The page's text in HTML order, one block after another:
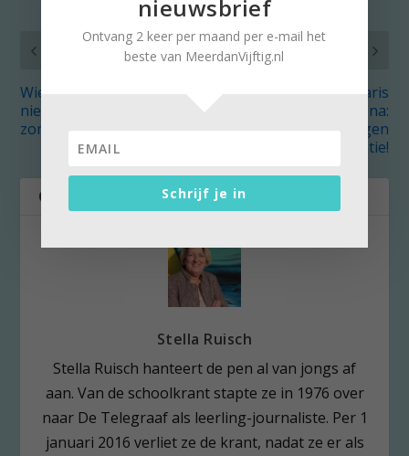
Wie kent ‘De uitvreter’
niet? Nescio lezen
zomers genoegen
Oud-staatssecretaris
Hedy d’Ancona:
Ouderen, sta op tegen
leeftijdsdiscriminatie!
OVER DE AUTEUR
Stella Ruisch
Stella Ruisch hanteert de pen al van jongs af
aan. Van de schoolkrant stapte ze in 1976 over
naar De Telegraaf als leerling-journaliste. Per 1
januari 2016 verliet ze de krant, nadat ze er als
nieuwsbrief
Ontvang 2 keer per maand per e-mail het
beste van MeerdanVijftig.nl
Schrijf je in